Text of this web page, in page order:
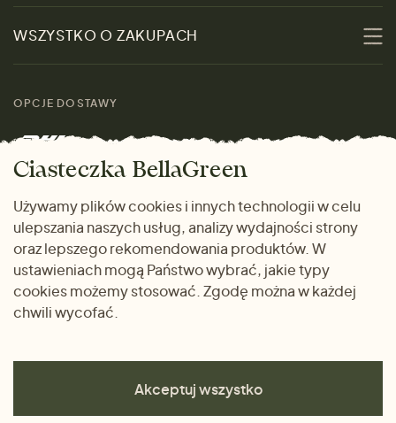
Zrównoważoność
Skontaktuj się z nami
Marki
Promocje
Kobiety
Mężczyźni
Dom i wnętrze
Prezenty
WSZYSTKO O ZAKUPACH
rozmiarach
Zwrot towaru
Dlaczego warto kupować
u nas
OPCJE DOSTAWY
METODY PŁATNOŚCI
Ciasteczka BellaGreen
Używamy plików cookies i innych technologii w celu
ulepszania naszych usług, analizy wydajności strony
oraz lepszego rekomendowania produktów. W
ustawieniach mogą Państwo wybrać, jakie typy
cookies możemy stosować. Zgodę można w każdej
chwili wycofać.
Akceptuj wszystko